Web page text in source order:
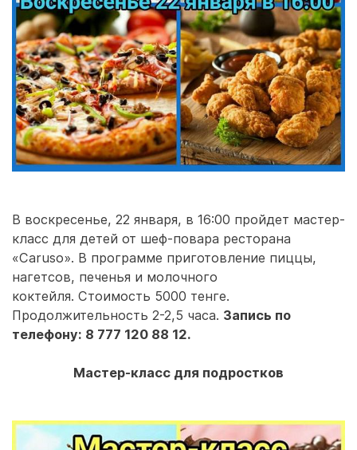
В воскресенье, 22 января, в 16:00 пройдет мастер-
класс для детей от шеф-повара ресторана
«Caruso». В программе приготовление пиццы,
нагетсов, печенья и молочного
коктейля. Стоимость 5000 тенге.
Продолжительность 2-2,5 часа. Запись по
телефону: 8 777 120 88 12.
Мастер-класс для подростков